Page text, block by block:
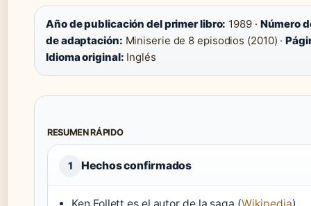
Año de publicación del primer libro: 1989 · Número
de adaptación: Miniserie de 8 episodios (2010) ·
Idioma original: Inglés
RESUMEN RÁPIDO
1 Hechos confirmados